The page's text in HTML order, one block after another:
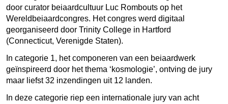
door curator beiaardcultuur Luc Rombouts op het
Wereldbeiaardcongres. Het congres werd digitaal
georganiseerd door Trinity College in Hartford
(Connecticut, Verenigde Staten).
In categorie 1, het componeren van een beiaardwerk
geïnspireerd door het thema ‘kosmologie’, ontving de jury
maar liefst 32 inzendingen uit 12 landen.
In deze categorie riep een internationale jury van acht